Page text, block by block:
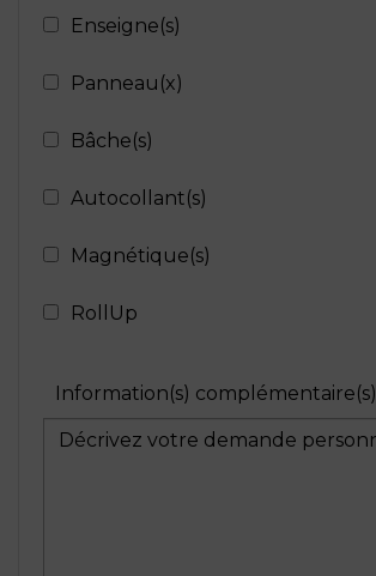
Enseigne(s)
Panneau(x)
Bâche(s)
Autocollant(s)
Magnétique(s)
RollUp
Information(s) complémentaire(s)